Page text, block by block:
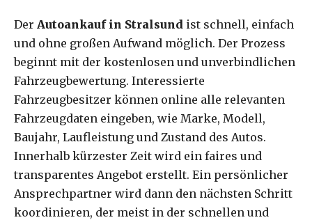
Der Autoankauf in Stralsund ist schnell, einfach
und ohne großen Aufwand möglich. Der Prozess
beginnt mit der kostenlosen und unverbindlichen
Fahrzeugbewertung. Interessierte
Fahrzeugbesitzer können online alle relevanten
Fahrzeugdaten eingeben, wie Marke, Modell,
Baujahr, Laufleistung und Zustand des Autos.
Innerhalb kürzester Zeit wird ein faires und
transparentes Angebot erstellt. Ein persönlicher
Ansprechpartner wird dann den nächsten Schritt
koordinieren, der meist in der schnellen und